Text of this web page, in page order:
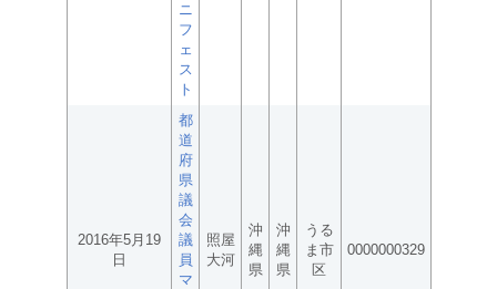
ニ
フ
ェ
ス
ト
2016年5月19
日
都
道
府
県
議
会
議
員
マ
照屋
大河
沖
縄
県
沖
縄
県
うる
ま市
区
0000000329